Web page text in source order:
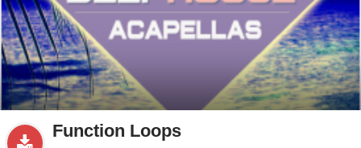
Function Loops